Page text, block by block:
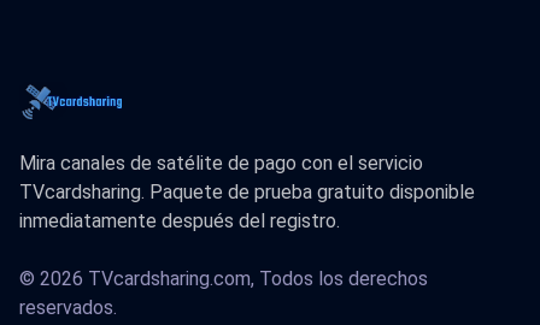
Mira canales de satélite de pago con el servicio
TVcardsharing. Paquete de prueba gratuito disponible
inmediatamente después del registro.
© 2026 TVcardsharing.com, Todos los derechos
reservados.